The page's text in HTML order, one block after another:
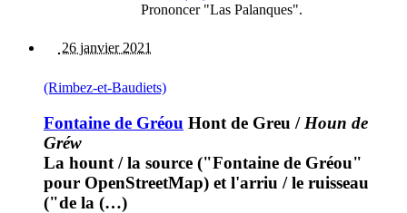
Prononcer "Las Palanques".
26 janvier 2021
(Rimbez-et-Baudiets)
Fontaine de Gréou Hont de Greu / Houn de
Gréw
La hount / la source ("Fontaine de Gréou"
pour OpenStreetMap) et l'arriu / le ruisseau
("de la (…)